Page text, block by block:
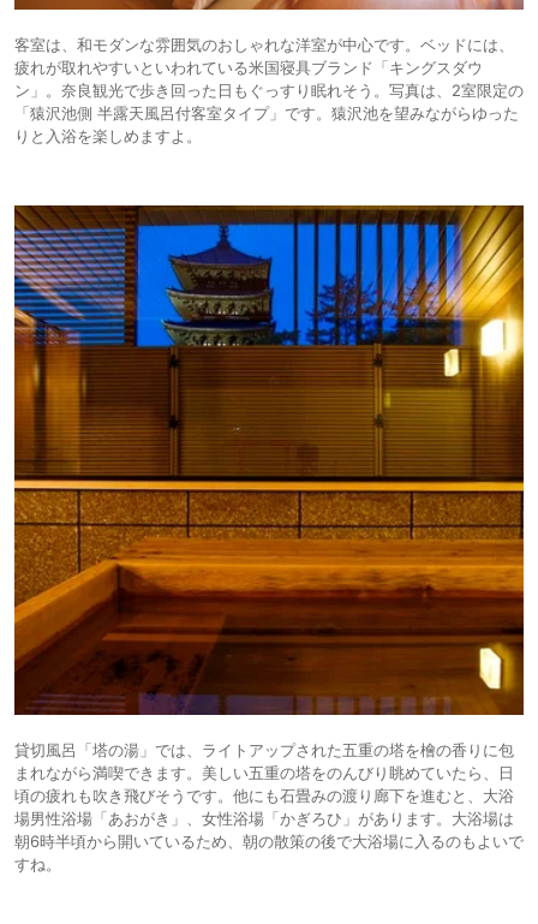
客室は、和モダンな雰囲気のおしゃれな洋室が中心です。ベッドには、
疲れが取れやすいといわれている米国寝具ブランド「キングスダウ
ン」。奈良観光で歩き回った日もぐっすり眠れそう。写真は、2室限定の
「猿沢池側 半露天風呂付客室タイプ」です。猿沢池を望みながらゆった
りと入浴を楽しめますよ。
貸切風呂「塔の湯」では、ライトアップされた五重の塔を檜の香りに包
まれながら満喫できます。美しい五重の塔をのんびり眺めていたら、日
頃の疲れも吹き飛びそうです。他にも石畳みの渡り廊下を進むと、大浴
場男性浴場「あおがき」、女性浴場「かぎろひ」があります。大浴場は
朝6時半頃から開いているため、朝の散策の後で大浴場に入るのもよいで
すね。